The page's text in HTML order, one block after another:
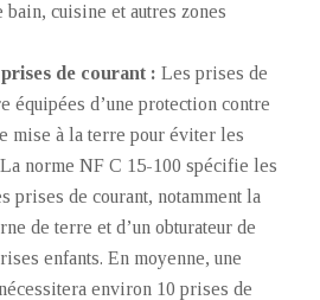
cuisine et autres zones
de courant : Les prises de
équipées d’une protection contre
mise à la terre pour éviter les
norme NF C 15-100 spécifie les
prises de courant, notamment la
de terre et d’un obturateur de
enfants. En moyenne, une
environ 10 prises de